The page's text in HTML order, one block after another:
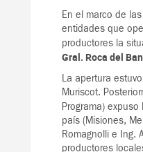
En el marco de
entidades que
productores la
Gral. Roca del
La apertura
Muriscot.
Programa)
país (Misiones,
Romagnolli e Ing.
productores